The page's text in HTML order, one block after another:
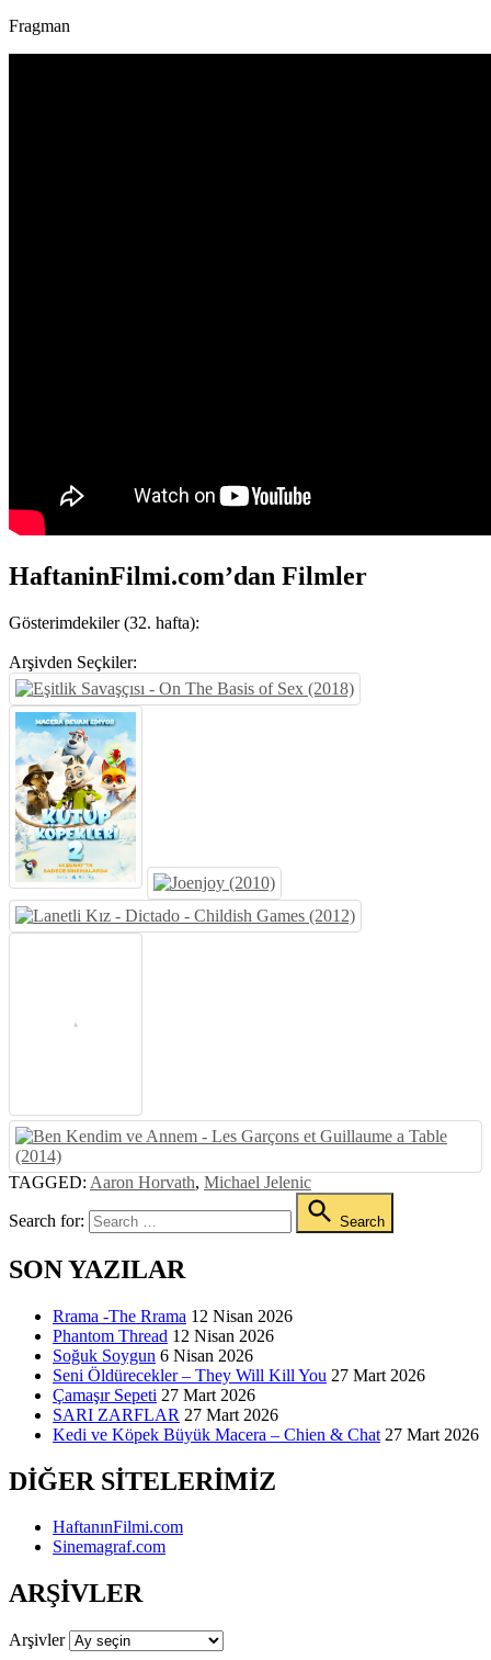
Fragman
HaftaninFilmi.com’dan Filmler
Gösterimdekiler (32. hafta):
Arşivden Seçkiler:
TAGGED: Aaron Horvath, Michael Jelenic
Search for: Search
SON YAZILAR
Rrama -The Rrama 12 Nisan 2026
Phantom Thread 12 Nisan 2026
Soğuk Soygun 6 Nisan 2026
Seni Öldürecekler – They Will Kill You 27 Mart 2026
Çamaşır Sepeti 27 Mart 2026
SARI ZARFLAR 27 Mart 2026
Kedi ve Köpek Büyük Macera – Chien & Chat 27 Mart 2026
DIĞER SITELERIMIZ
HaftanınFilmi.com
Sinemagraf.com
ARŞIVLER
Arşivler